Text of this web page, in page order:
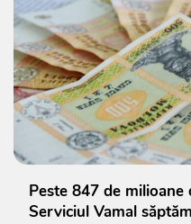
Peste 847 de milioane
Serviciul Vamal